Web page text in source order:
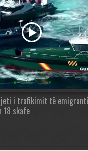
i trafikimit të
18 skafe